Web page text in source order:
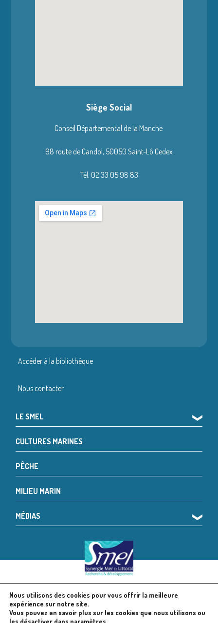
Siège Social
Conseil Départemental de la Manche
98 route de Candol, 50050 Saint-Lô Cedex
Tél. 02 33 05 98 83
Accéder à la bibliothèque
Nous contacter
LE SMEL ❯
CULTURES MARINES
PÊCHE
MILIEU MARIN
MÉDIAS ❯
© 2024 SMEL Mentions légales
Nous utilisons des cookies pour vous offrir la meilleure
expérience sur notre site.
Vous pouvez en savoir plus sur les cookies que nous utilisons ou
les désactiver dans paramètres